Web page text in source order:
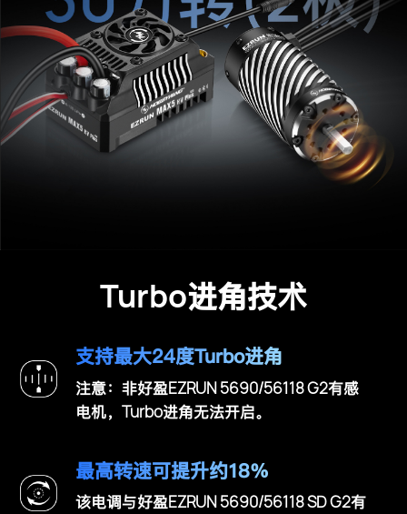
Turbo进角技术
支持最大24度Turbo进角
注意：非好盈EZRUN 5690/56118 G2有感
电机， Turbo进角无法开启。
最高转速可提升约18%
该电调与好盈EZRUN 5690/56118 SD G2有